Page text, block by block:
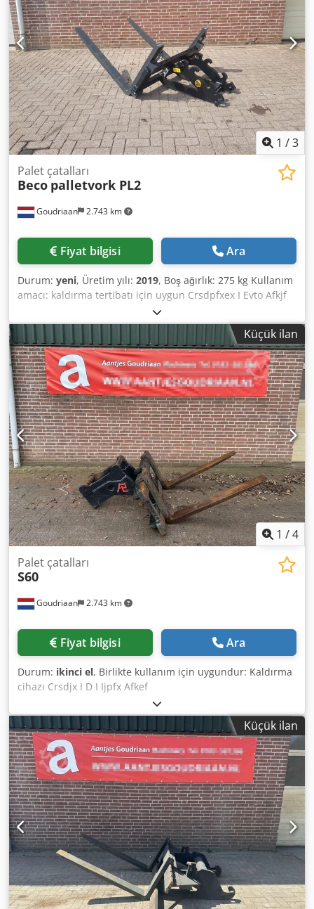
1 /3
Goudriaan 2.743 km
Palet çatalları
Beco palletvork PL2
Fiyat bilgisi Ara
Durum: yeni, Üretim yılı: 2019, Boş ağırlık: 275 kg Kullanım
amacı: kaldırma tertibatı için uygun Crsdpfxex I Evto Afkjf
Küçük ilan
1 /4
Goudriaan 2.743 km
Palet çatalları
S60
Fiyat bilgisi Ara
Durum: ikinci el, Birlikte kullanım için uygundur: Kaldırma
cihazı Crsdjx I D I Ijpfx Afkef
Küçük ilan